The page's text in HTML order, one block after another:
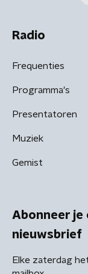
Radio
Frequenties
Programma's
Presentatoren
Muziek
Gemist
Abonneer je
nieuwsbrief
Elke zaterdag